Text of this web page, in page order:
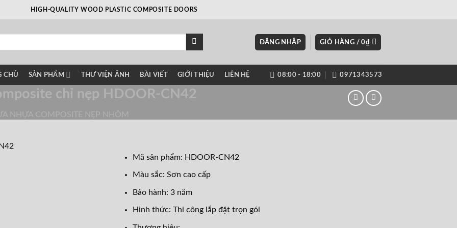
HIGH-QUALITY WOOD PLASTIC COMPOSITE DOORS
ĐĂNG NHẬP GIỎ HÀNG /0₫
CHỦ SẢN PHẨM THƯ VIỆN ẢNH BÀI VIẾT GIỚI THIỆU LIÊN HỆ 08:00 - 18:00 0971343573
chỉ nẹp HDOOR-CN42
NHỰA COMPOSITE NẸP NHÔM
Mã sản phẩm: HDOOR-CN42
Màu sắc: Sơn cao cấp
Bảo hành: 3 năm
Hình thức: Thi công lắp đặt trọn gói